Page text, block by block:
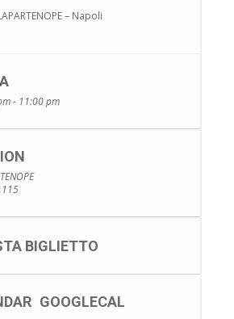
– Napoli
- 11:00 pm
115
BIGLIETTO
GOOGLECAL